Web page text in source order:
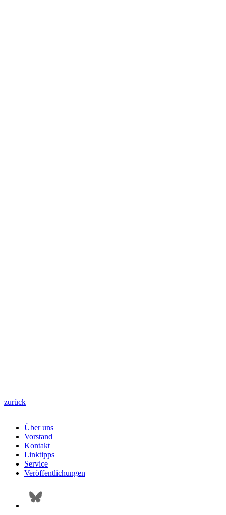
zurück
Über uns
Vorstand
Kontakt
Linktipps
Service
Veröffentlichungen